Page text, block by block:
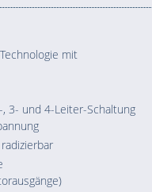
mit
3- und 4-Leiter-Schaltung